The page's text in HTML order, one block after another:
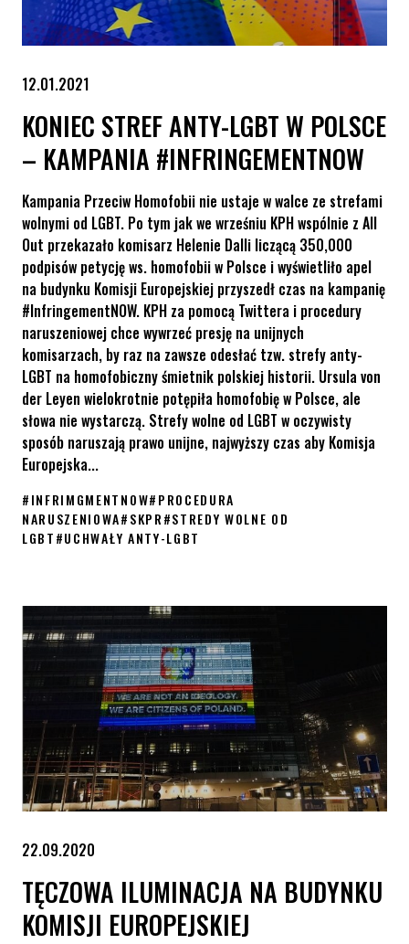
12.01.2021
KONIEC STREF ANTY-LGBT W POLSCE
– KAMPANIA #INFRINGEMENTNOW
Kampania Przeciw Homofobii nie ustaje w walce ze strefami
wolnymi od LGBT. Po tym jak we wrześniu KPH wspólnie z All
Out przekazało komisarz Helenie Dalli liczącą 350,000
podpisów petycję ws. homofobii w Polsce i wyświetliło apel
na budynku Komisji Europejskiej przyszedł czas na kampanię
#InfringementNOW. KPH za pomocą Twittera i procedury
naruszeniowej chce wywrzeć presję na unijnych
komisarzach, by raz na zawsze odesłać tzw. strefy anty-
LGBT na homofobiczny śmietnik polskiej historii. Ursula von
der Leyen wielokrotnie potępiła homofobię w Polsce, ale
słowa nie wystarczą. Strefy wolne od LGBT w oczywisty
sposób naruszają prawo unijne, najwyższy czas aby Komisja
Europejska...
#INFRIMGMENTNOW#PROCEDURA
NARUSZENIOWA#SKPR#STREDY WOLNE OD
LGBT#UCHWAŁY ANTY-LGBT
22.09.2020
TĘCZOWA ILUMINACJA NA BUDYNKU
KOMISJI EUROPEJSKIEJ